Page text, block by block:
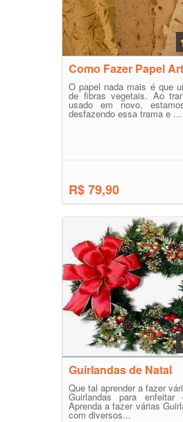
Como Fazer Papel
O papel nada mais é que
de fibras vegetais. Ao
usado em novo,
desfazendo essa trama e ...
R$ 79,90
Guirlandas de Natal
Que tal aprender a fazer
Guirlandas para
Aprenda a fazer várias
com diversos...